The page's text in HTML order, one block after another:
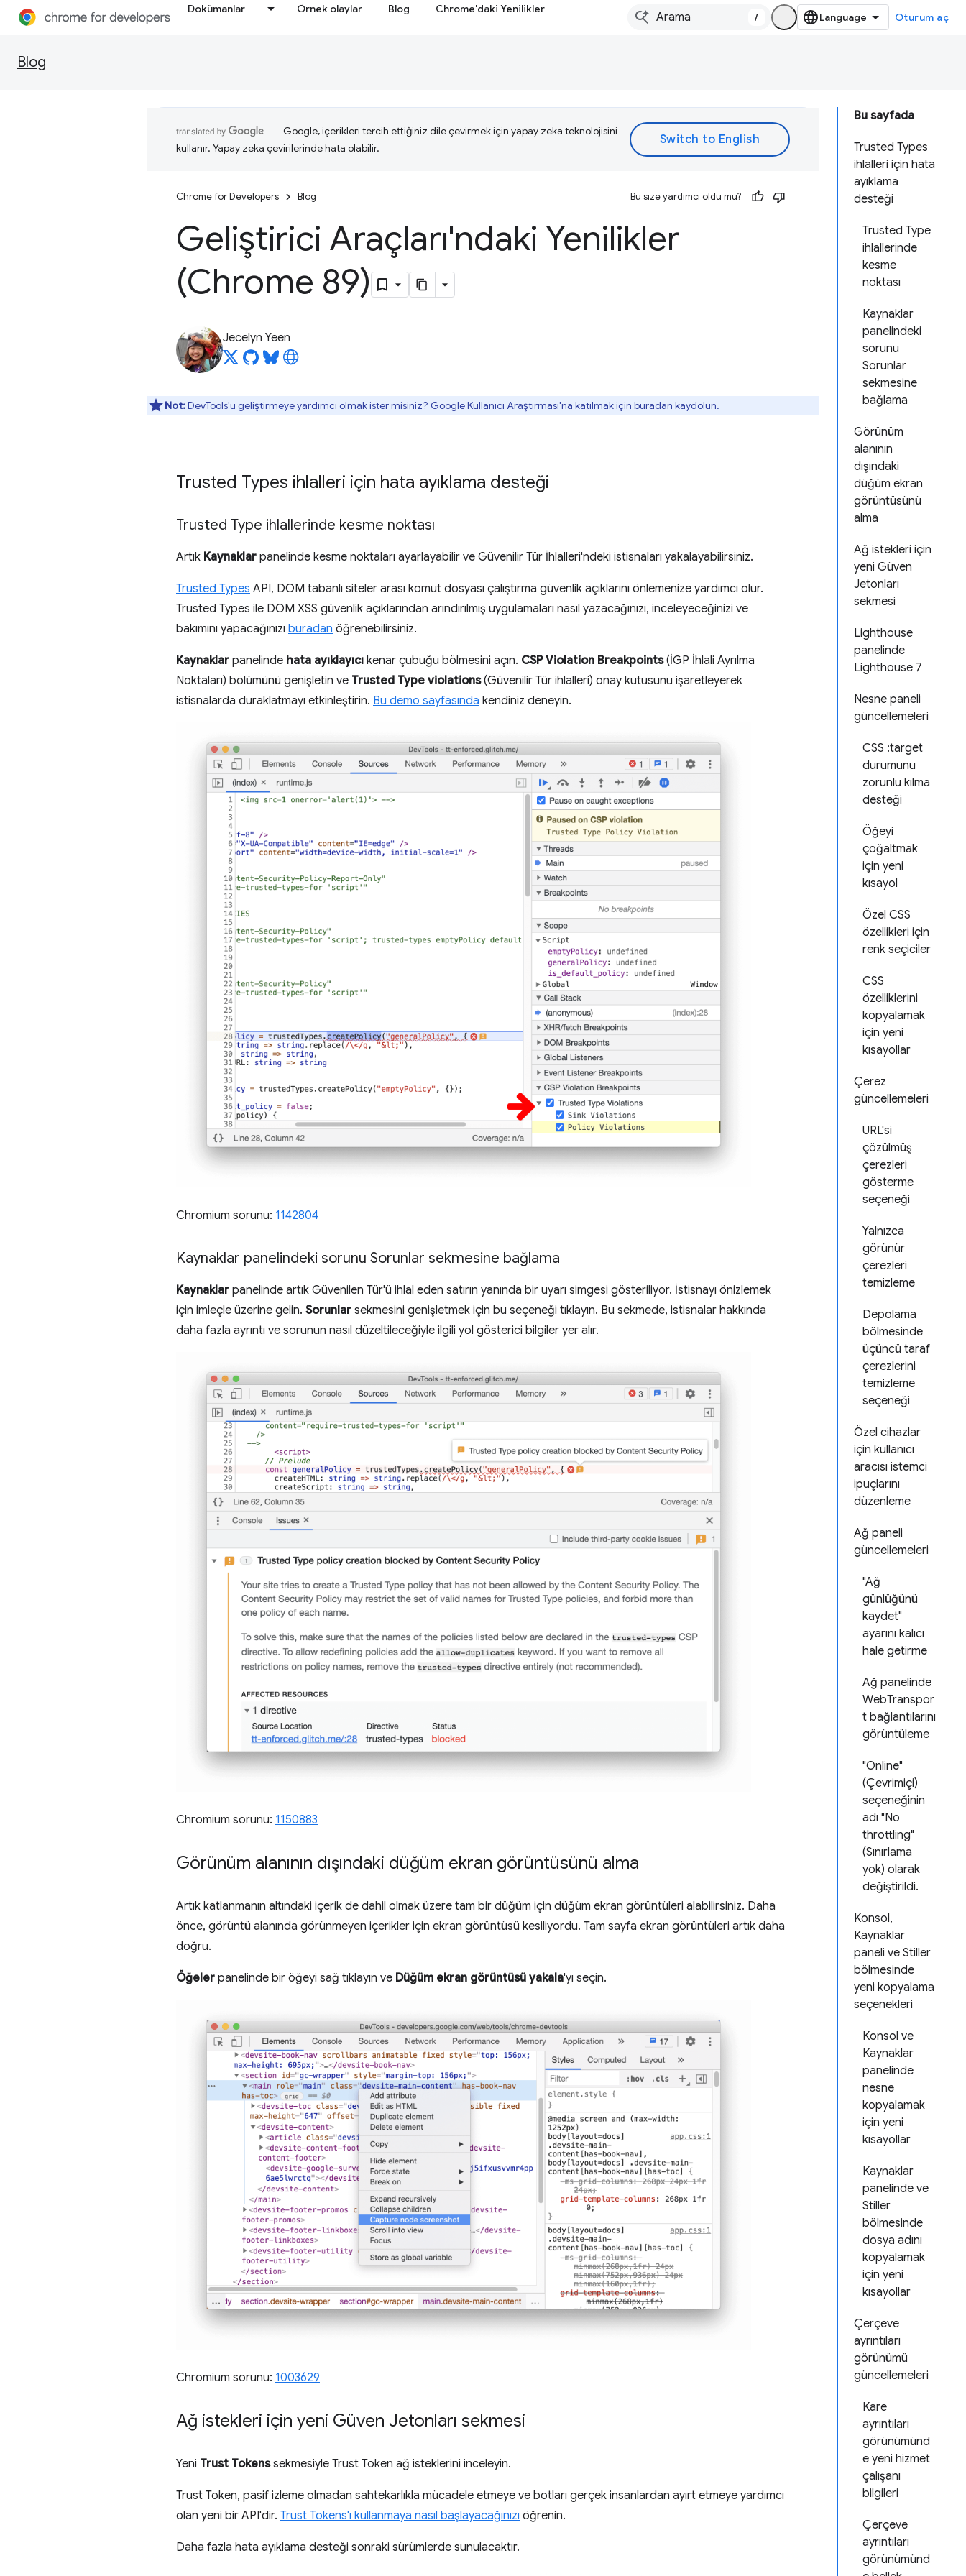
Dokümanlar Örnek olaylar Blog Chrome'daki Yenilikler
/ Oturum aç
Blog
Bu sayfada
Trusted Types
ihlalleri için hata
ayıklama
desteği
Trusted Type
ihlallerinde
kesme
noktası
Kaynaklar
panelindeki
sorunu
Sorunlar
sekmesine
bağlama
Görünüm
alanının
dışındaki
düğüm ekran
görüntüsünü
alma
Ağ istekleri için
yeni Güven
Jetonları
sekmesi
Lighthouse
panelinde
Lighthouse 7
Nesne paneli
güncellemeleri
CSS :target
durumunu
zorunlu kılma
desteği
Öğeyi
çoğaltmak
için yeni
kısayol
Özel CSS
özellikleri için
renk seçiciler
CSS
özelliklerini
kopyalamak
için yeni
kısayollar
Çerez
güncellemeleri
URL'si
çözülmüş
çerezleri
gösterme
seçeneği
Yalnızca
görünür
çerezleri
temizleme
Depolama
bölmesinde
üçüncü taraf
çerezlerini
temizleme
seçeneği
Özel cihazlar
için kullanıcı
aracısı istemci
ipuçlarını
düzenleme
Ağ paneli
güncellemeleri
"Ağ
günlüğünü
kaydet"
ayarını kalıcı
hale getirme
Ağ panelinde
WebTranspor
t bağlantılarını
görüntüleme
"Online"
(Çevrimiçi)
seçeneğinin
adı "No
throttling"
(Sınırlama
yok) olarak
değiştirildi.
Konsol,
Kaynaklar
paneli ve Stiller
bölmesinde
yeni kopyalama
seçenekleri
Konsol ve
Kaynaklar
panelinde
nesne
kopyalamak
için yeni
kısayollar
Kaynaklar
panelinde ve
Stiller
bölmesinde
dosya adını
kopyalamak
için yeni
kısayollar
Çerçeve
ayrıntıları
görünümü
güncellemeleri
Kare
ayrıntıları
görünümünd
e yeni hizmet
çalışanı
bilgileri
Çerçeve
ayrıntıları
görünümünd
Google, içerikleri tercih ettiğiniz dile çevirmek için yapay zeka teknolojisini
kullanır. Yapay zeka çevirilerinde hata olabilir.
Chrome for Developers Blog Bu size yardımcı oldu mu?
Geliştirici Araçları'ndaki Yenilikler
(Chrome 89)
Jecelyn Yeen
Not:DevTools'u geliştirmeye yardımcı olmak ister misiniz? Google Kullanıcı Araştırması'na katılmak için buradan kaydolun.
Trusted Types ihlalleri için hata ayıklama desteği
Trusted Type ihlallerinde kesme noktası
Artık Kaynaklar panelinde kesme noktaları ayarlayabilir ve Güvenilir Tür İhlalleri'ndeki istisnaları yakalayabilirsiniz.
Trusted Types API, DOM tabanlı siteler arası komut dosyası çalıştırma güvenlik açıklarını önlemenize yardımcı olur.
Trusted Types ile DOM XSS güvenlik açıklarından arındırılmış uygulamaları nasıl yazacağınızı, inceleyeceğinizi ve
bakımını yapacağınızı buradan öğrenebilirsiniz.
Kaynaklar panelinde hata ayıklayıcı kenar çubuğu bölmesini açın. CSP Violation Breakpoints(İGP İhlali Ayrılma
Noktaları) bölümünü genişletin ve Trusted Type violations(Güvenilir Tür ihlalleri) onay kutusunu işaretleyerek
istisnalarda duraklatmayı etkinleştirin. Bu demo sayfasında kendiniz deneyin.
Chromium sorunu: 1142804
Kaynaklar panelindeki sorunu Sorunlar sekmesine bağlama
Kaynaklar panelinde artık Güvenilen Tür'ü ihlal eden satırın yanında bir uyarı simgesi gösteriliyor. İstisnayı önizlemek
için imleçle üzerine gelin. Sorunlar sekmesini genişletmek için bu seçeneği tıklayın. Bu sekmede, istisnalar hakkında
daha fazla ayrıntı ve sorunun nasıl düzeltileceğiyle ilgili yol gösterici bilgiler yer alır.
Chromium sorunu: 1150883
Görünüm alanının dışındaki düğüm ekran görüntüsünü alma
Artık katlanmanın altındaki içerik de dahil olmak üzere tam bir düğüm için düğüm ekran görüntüleri alabilirsiniz. Daha
önce, görüntü alanında görünmeyen içerikler için ekran görüntüsü kesiliyordu. Tam sayfa ekran görüntüleri artık daha
doğru.
Öğeler panelinde bir öğeyi sağ tıklayın ve Düğüm ekran görüntüsü yakala'yı seçin.
Chromium sorunu: 1003629
Ağ istekleri için yeni Güven Jetonları sekmesi
Yeni Trust Tokenssekmesiyle Trust Token ağ isteklerini inceleyin.
Trust Token, pasif izleme olmadan sahtekarlıkla mücadele etmeye ve botları gerçek insanlardan ayırt etmeye yardımcı
olan yeni bir API'dir. Trust Tokens'ı kullanmaya nasıl başlayacağınızı öğrenin.
Daha fazla hata ayıklama desteği sonraki sürümlerde sunulacaktır.